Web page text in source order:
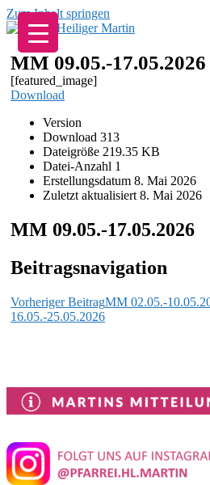
Zum Inhalt springen
MM 09.05.-17.05.2026
[featured_image]
Download
Version
Download 313
Dateigröße 219.35 KB
Datei-Anzahl 1
Erstellungsdatum 8. Mai 2026
Zuletzt aktualisiert 8. Mai 2026
MM 09.05.-17.05.2026
Beitragsnavigation
Vorheriger BeitragMM 02.05.-
16.05.-25.05.2026